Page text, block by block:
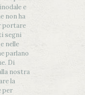
e
non ha
portare
segni
nelle
parlano
Di
nostra
la
per